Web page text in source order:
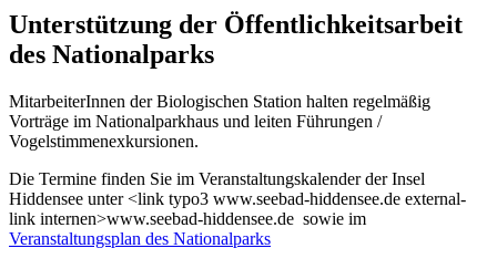
Unterstützung der Öffentlichkeitsarbeit
des Nationalparks
MitarbeiterInnen der Biologischen Station halten regelmäßig
Vorträge im Nationalparkhaus und leiten Führungen /
Vogelstimmenexkursionen.
Die Termine finden Sie im Veranstaltungskalender der Insel
Hiddensee unter <link typo3 www.seebad-hiddensee.de external-
link internen>www.seebad-hiddensee.de sowie im
Veranstaltungsplan des Nationalparks